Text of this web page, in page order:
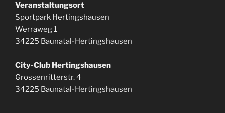
Veranstaltungsort
Sportpark Hertingshausen
Werraweg 1
34225 Baunatal-Hertingshausen
City-Club Hertingshausen
Grossenritterstr. 4
34225 Baunatal-Hertingshausen